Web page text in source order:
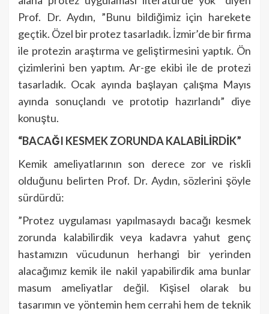
Prof. Dr. Aydın, ”Bunu bildiğimiz için harekete
geçtik. Özel bir protez tasarladık. İzmir’de bir firma
ile protezin araştırma ve geliştirmesini yaptık. Ön
çizimlerini ben yaptım. Ar-ge ekibi ile de protezi
tasarladık. Ocak ayında başlayan çalışma Mayıs
ayında sonuçlandı ve prototip hazırlandı” diye
konuştu.
“BACAĞI KESMEK ZORUNDA KALABİLİRDİK”
Kemik ameliyatlarının son derece zor ve riskli
olduğunu belirten Prof. Dr. Aydın, sözlerini şöyle
sürdürdü:
”Protez uygulaması yapılmasaydı bacağı kesmek
zorunda kalabilirdik veya kadavra yahut genç
hastamızın vücudunun herhangi bir yerinden
alacağımız kemik ile nakil yapabilirdik ama bunlar
masum ameliyatlar değil. Kişisel olarak bu
tasarımın ve yöntemin hem cerrahi hem de teknik